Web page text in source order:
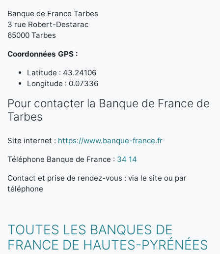
Banque de France Tarbes
3 rue Robert-Destarac
65000 Tarbes
Coordonnées GPS :
Latitude : 43.24106
Longitude : 0.07336
Pour contacter la Banque de France de
Tarbes
Site internet : https://www.banque-france.fr
Téléphone Banque de France : 34 14
Contact et prise de rendez-vous : via le site ou par
téléphone
TOUTES LES BANQUES DE
FRANCE DE HAUTES-PYRÉNÉES